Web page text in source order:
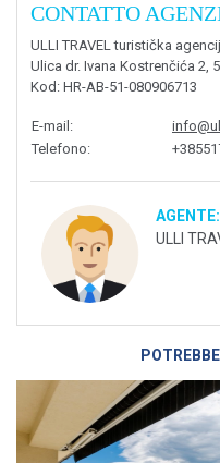
CONTATTO
ULLI TRAVEL turistička
Ulica dr. Ivana Kostrenčića 2,
Kod : HR-AB-51-080906713
E-mail :
Telefono:
AGENTE:
ULLI